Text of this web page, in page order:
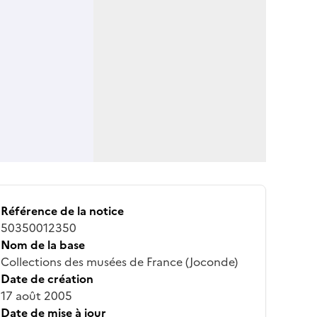
Référence de la notice
50350012350
Nom de la base
Collections des musées de France (Joconde)
Date de création
17 août 2005
Date de mise à jour